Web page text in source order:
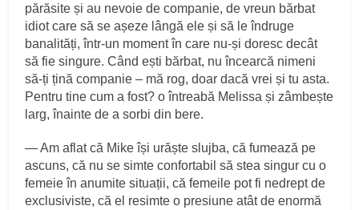
părăsite și au nevoie de companie, de vreun bărbat
idiot care să se așeze lângă ele și să le îndruge
banalități, într-un moment în care nu-și doresc decât
să fie singure. Când ești bărbat, nu încearcă nimeni
să-ți țină companie – mă rog, doar dacă vrei și tu asta.
Pentru tine cum a fost? o întreabă Melissa și zâmbește
larg, înainte de a sorbi din bere.
― Am aflat că Mike își urăște slujba, că fumează pe
ascuns, că nu se simte confortabil să stea singur cu o
femeie în anumite situații, că femeile pot fi nedrept de
exclusiviste, că el resimte o presiune atât de enormă